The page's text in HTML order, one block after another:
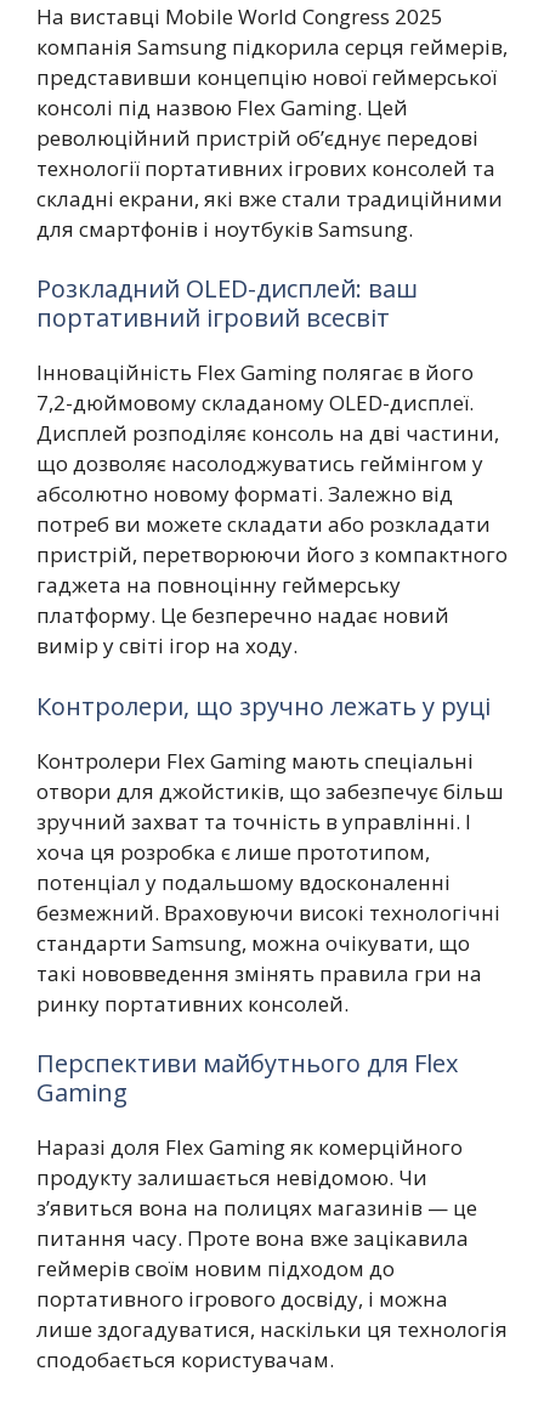
На виставці Mobile World Congress 2025
компанія Samsung підкорила серця геймерів,
представивши концепцію нової геймерської
консолі під назвою Flex Gaming. Цей
революційний пристрій об’єднує передові
технології портативних ігрових консолей та
складні екрани, які вже стали традиційними
для смартфонів і ноутбуків Samsung.
Розкладний OLED-дисплей: ваш
портативний ігровий всесвіт
Інноваційність Flex Gaming полягає в його
7,2-дюймовому складаному OLED-дисплеї.
Дисплей розподіляє консоль на дві частини,
що дозволяє насолоджуватись геймінгом у
абсолютно новому форматі. Залежно від
потреб ви можете складати або розкладати
пристрій, перетворюючи його з компактного
гаджета на повноцінну геймерську
платформу. Це безперечно надає новий
вимір у світі ігор на ходу.
Контролери, що зручно лежать у руці
Контролери Flex Gaming мають спеціальні
отвори для джойстиків, що забезпечує більш
зручний захват та точність в управлінні. І
хоча ця розробка є лише прототипом,
потенціал у подальшому вдосконаленні
безмежний. Враховуючи високі технологічні
стандарти Samsung, можна очікувати, що
такі нововведення змінять правила гри на
ринку портативних консолей.
Перспективи майбутнього для Flex
Gaming
Наразі доля Flex Gaming як комерційного
продукту залишається невідомою. Чи
з’явиться вона на полицях магазинів — це
питання часу. Проте вона вже зацікавила
геймерів своїм новим підходом до
портативного ігрового досвіду, і можна
лише здогадуватися, наскільки ця технологія
сподобається користувачам.